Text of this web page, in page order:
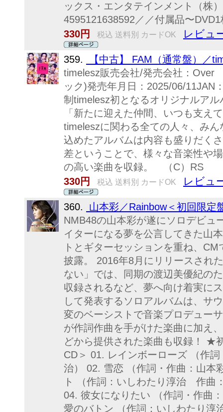
ックス・エンタテインメント（株
4595121638592／／付属品〜
330円
税込 送料別 カードOK レビュ
359.
【中古】 FAM（通常盤）／
timelesz販売会社/発売会社：
ック)発売年月日：2025/06/11JAN
制timelesz初となるオリジナルア
「新たに迎えた仲間、いつも支え
timeleszに関わる全ての人々、みん
込めたアルバムは内容も盛りだく
差ということで、様々な音楽性や
の高い楽曲を収録。 （C）RS
330円
税込 送料別 カードOK レビュ
360.
山本彩／Rainbow＜初回限定
NMB48の山本彩が遂にソロデビュ
イターになる夢を公言してきた山
トとギターセッションを重ね、
披露。 2016年8月にリリースされ
ない」では、同期の渡辺美優紀の
収録されるなど、夢へ向け着実に
して発表するソロアルバムは、サ
変のベーシストで音楽プロデュー
が作詞作曲を手がけた楽曲に加え
どから提供された楽曲も収録！ ★
CD＞ 01. レインボーローズ （作
治） 02. 雪恋 （作詞・作曲：山
ト （作詞：いしわたり淳治 作
04. 彼女になりたい （作詞・作曲
愛のバトン （作詞：いしわたり